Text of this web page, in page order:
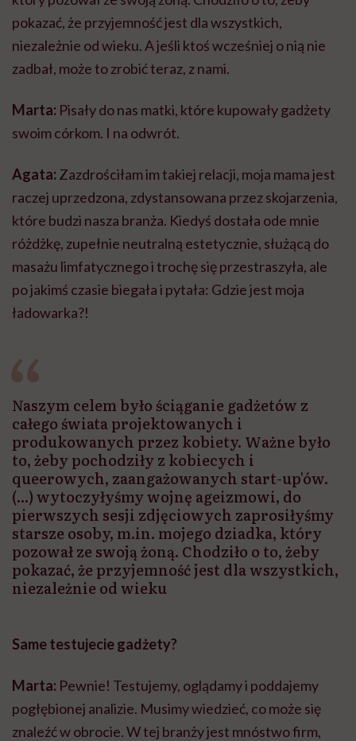
pokazać, że przyjemność jest dla wszystkich,
niezależnie od wieku. A jeśli ktoś wcześniej o nią nie
zadbał, może to zrobić teraz, z nami.
Marta: Pisały do nas matki, które kupowały gadżety
swoim córkom. I na odwrót.
Agata: Zazdrościłam im takiej relacji, moja mama jest
raczej uprzedzona, zdystansowana przez skojarzenia,
które budzi nasza branża. Kiedyś dostała ode mnie
różdżkę, zupełnie neutralną estetycznie, służącą do
masażu limfatycznego i trochę się przestraszyła, ale
po jakimś czasie biegała i pytała: Gdzie jest moja
ładowarka?!
Naszym celem było ściąganie gadżetów z
całego świata projektowanych i
produkowanych przez kobiety. Ważne było
to, żeby pochodziły z kobiecych i
queerowych, zaangażowanych start-up'ów.
(...) wytoczyłyśmy wojnę ageizmowi, do
pierwszych sesji zdjęciowych zaprosiłyśmy
starsze osoby, m.in. mojego dziadka, który
pozował ze swoją żoną. Chodziło o to, żeby
pokazać, że przyjemność jest dla wszystkich,
niezależnie od wieku
Same testujecie gadżety?
Marta: Pewnie! Testujemy, oglądamy i poddajemy
pogłębionej analizie. Musimy wiedzieć, co może się
znaleźć w obrocie. W tej branży jest mnóstwo firm,